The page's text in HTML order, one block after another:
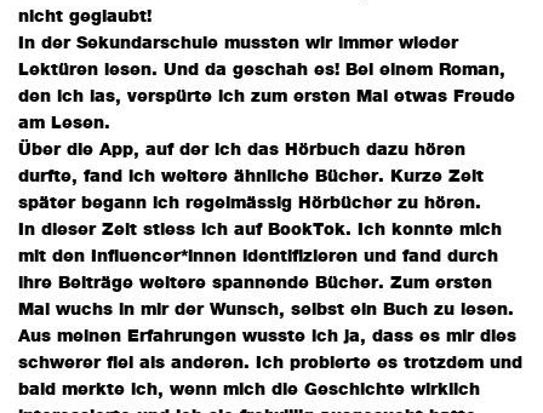
nicht geglaubt!
In der Sekundarschule mussten wir immer wieder
Lektüren lesen. Und da geschah es! Bei einem Roman,
den ich las, verspürte ich zum ersten Mal etwas Freude
am Lesen.
Über die App, auf der ich das Hörbuch dazu hören
durfte, fand ich weitere ähnliche Bücher. Kurze Zeit
später begann ich regelmässig Hörbücher zu hören.
In dieser Zeit stiess ich auf BookTok. Ich konnte mich
mit den Influencer*innen identifizieren und fand durch
ihre Beiträge weitere spannende Bücher. Zum ersten
Mal wuchs in mir der Wunsch, selbst ein Buch zu lesen.
Aus meinen Erfahrungen wusste ich ja, dass es mir dies
schwerer fiel als anderen. Ich probierte es trotzdem und
bald merkte ich, wenn mich die Geschichte wirklich